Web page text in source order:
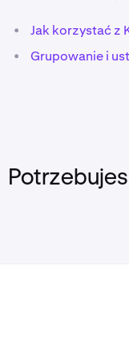
obok siebie bez
możesz to
ustawień
• Jak korzystać z
• Grupowanie i